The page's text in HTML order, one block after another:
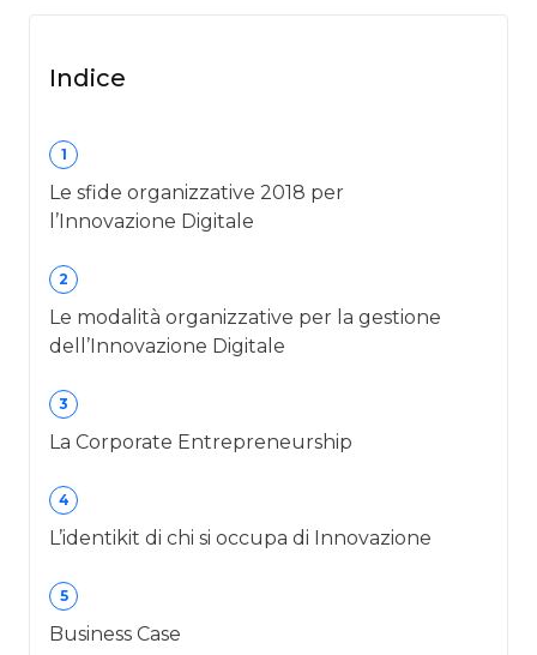
Indice
1
Le sfide organizzative 2018 per
l’Innovazione Digitale
2
Le modalità organizzative per la gestione
dell’Innovazione Digitale
3
La Corporate Entrepreneurship
4
L’identikit di chi si occupa di Innovazione
5
Business Case